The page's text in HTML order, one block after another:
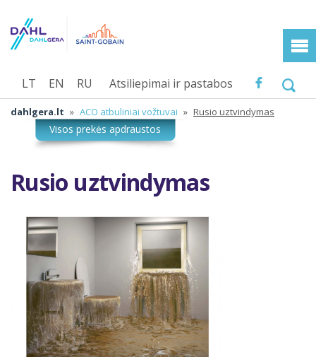
Atsiliepimai ir pastabos
LT EN RU
dahlgera.lt » ACO atbuliniai vožtuvai » Rusio uztvindymas
Rusio uztvindymas